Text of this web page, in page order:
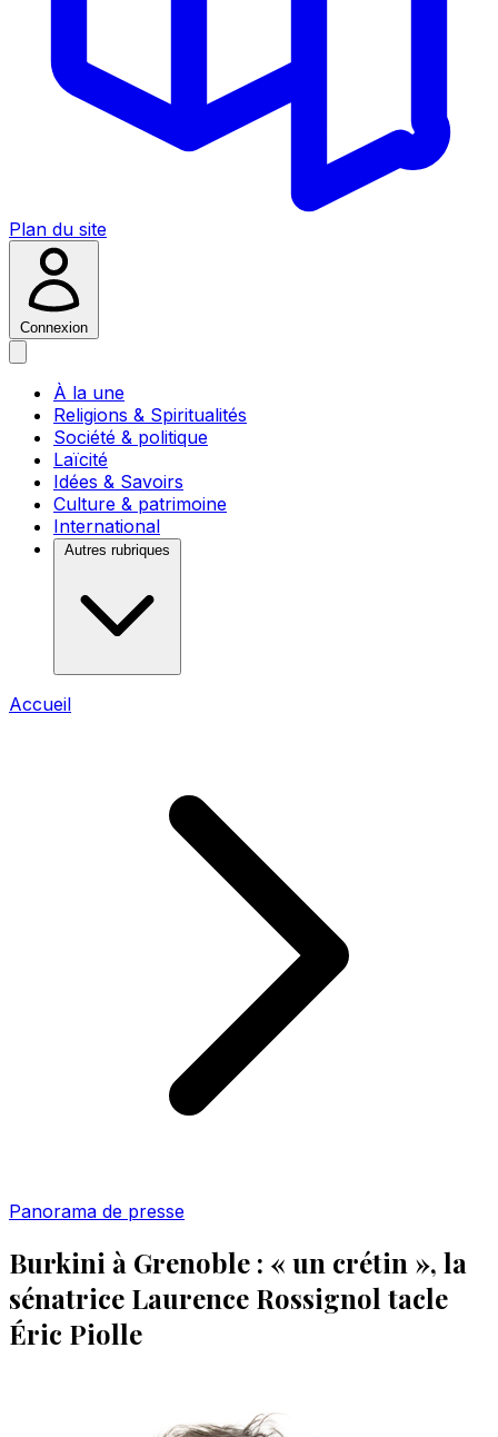
Plan du site
Connexion
À la une
Religions & Spiritualités
Société & politique
Laïcité
Idées & Savoirs
Culture & patrimoine
International
Autres rubriques
Accueil
Panorama de presse
Burkini à Grenoble : « un crétin », la
sénatrice Laurence Rossignol tacle
Éric Piolle